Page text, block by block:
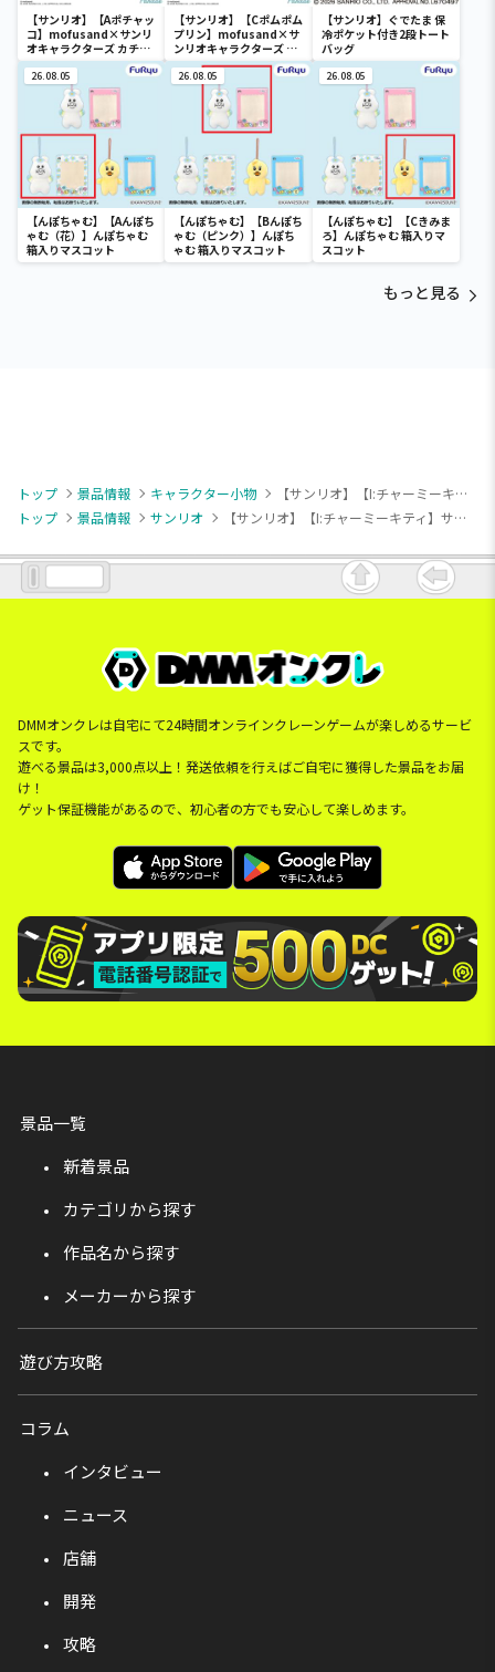
【サンリオ】【Aポチャッ
コ】mofusand×サンリ
オキャラクターズ カチュ
ーシャマスコット②
【サンリオ】【Cポムポム
プリン】mofusand×サ
ンリオキャラクターズ カ
チューシャマスコット②
【サンリオ】ぐでたま 保
冷ポケット付き2段トート
バッグ
26.08.05
【んぽちゃむ】【Aんぽち
ゃむ（花）】んぽちゃむ
箱入りマスコット
26.08.05
【んぽちゃむ】【Bんぽち
ゃむ（ピンク）】んぽち
ゃむ 箱入りマスコット
26.08.05
【んぽちゃむ】【Cきみま
ろ】んぽちゃむ 箱入りマ
スコット
もっと見る
トップ 景品情報 キャラクター小物
【サンリオ】【I:チャーミーキティ】サンリオキャラクターズ キャラクター大賞マスコット2025③
トップ
景品情報 サンリオ 【サンリオ】【I:チャーミーキティ】サンリオキャラクターズ キャラクター大賞マスコット2025③
DMMオンクレは自宅にて24時間オンラインクレーンゲームが楽しめるサービ
スです。
遊べる景品は3,000点以上！発送依頼を行えばご自宅に獲得した景品をお届
け！
ゲット保証機能があるので、初心者の方でも安心して楽しめます。
景品一覧
新着景品
カテゴリから探す
作品名から探す
メーカーから探す
遊び方攻略
コラム
インタビュー
ニュース
店舗
開発
攻略